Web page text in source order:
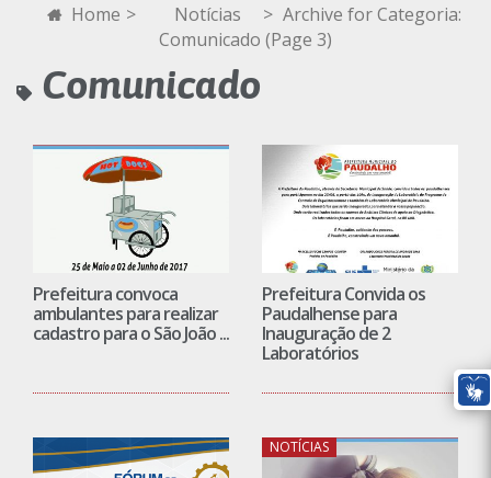
Home > Notícias > Archive forCategoria:
Comunicado (Page 3)
Comunicado
Prefeitura convoca
ambulantes para realizar
cadastro para o São João ...
Prefeitura Convida os
Paudalhense para
Inauguração de 2
Laboratórios
NOTÍCIAS